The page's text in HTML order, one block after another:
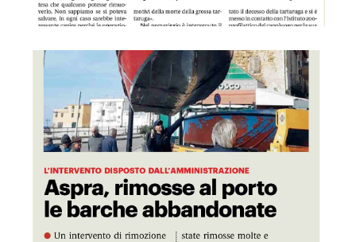
GDS 13/04/2023 Aspra rimosse al porto le barche